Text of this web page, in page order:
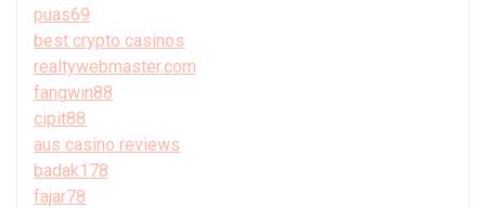
puas69
best crypto casinos
realtywebmaster.com
fangwin88
cipit88
aus casino reviews
badak178
fajar78